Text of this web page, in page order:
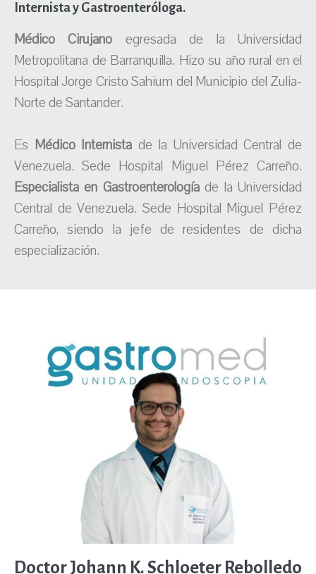
Internista y Gastroenteróloga.
Médico Cirujano egresada de la Universidad
Metropolitana de Barranquilla. Hizo su año rural en el
Hospital Jorge Cristo Sahium del Municipio del Zulia-
Norte de Santander.
Es Médico Internista de la Universidad Central de
Venezuela. Sede Hospital Miguel Pérez Carreño.
Especialista en Gastroenterologíade la Universidad
Central de Venezuela. Sede Hospital Miguel Pérez
Carreño, siendo la jefe de residentes de dicha
especialización.
Doctor Johann K. Schloeter Rebolledo